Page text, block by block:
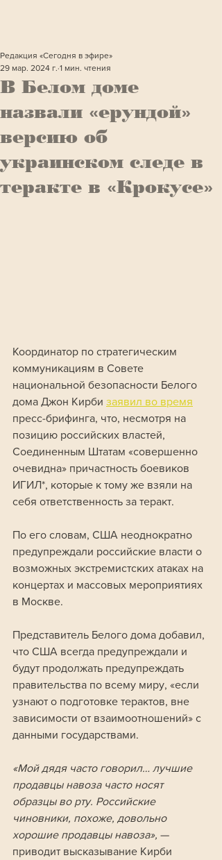
В Белом доме
назвали «ерундой»
версию об
украинском следе в
теракте в «Крокусе»
Редакция «Сегодня в эфире»
29 мар. 2024 г. 1 мин. чтения
Координатор по стратегическим
коммуникациям в Совете
национальной безопасности Белого
дома Джон Кирби заявил во время
пресс-брифинга, что, несмотря на
позицию российских властей,
Соединенным Штатам «совершенно
очевидна» причастность боевиков
ИГИЛ*, которые к тому же взяли на
себя ответственность за теракт.
По его словам, США неоднократно
предупреждали российские власти о
возможных экстремистских атаках на
концертах и массовых мероприятиях
в Москве.
Представитель Белого дома добавил,
что США всегда предупреждали и
будут продолжать предупреждать
правительства по всему миру, «если
узнают о подготовке терактов, вне
зависимости от взаимоотношений» с
данными государствами.
«Мой дядя часто говорил… лучшие
продавцы навоза часто носят
образцы во рту. Российские
чиновники, похоже, довольно
хорошие продавцы навоза», —
приводит высказывание Кирби